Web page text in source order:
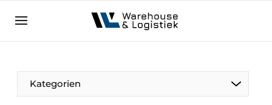
NL EN
Kategorien